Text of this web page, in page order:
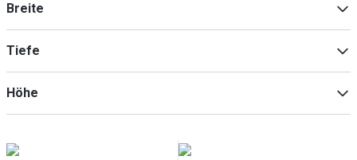
Edelstahl
Breite
Tiefe
Höhe